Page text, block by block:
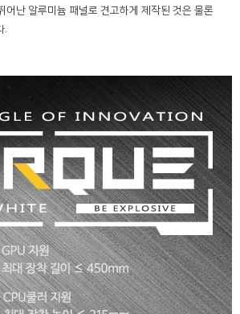
난 알루미늄 패널로 견고하게 제작된 것은 물론
.